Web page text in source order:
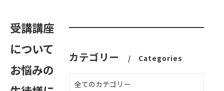
カテゴリー Categories
全てのカテゴリー
受講講座
について
お悩みの